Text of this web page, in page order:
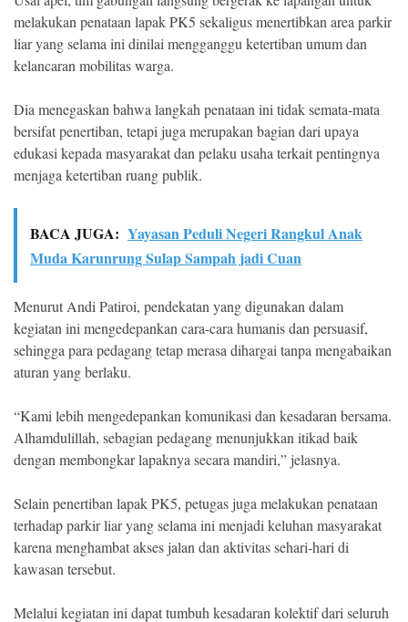
melakukan penataan lapak PK5 sekaligus menertibkan area parkir
liar yang selama ini dinilai mengganggu ketertiban umum dan
kelancaran mobilitas warga.
Dia menegaskan bahwa langkah penataan ini tidak semata-mata
bersifat penertiban, tetapi juga merupakan bagian dari upaya
edukasi kepada masyarakat dan pelaku usaha terkait pentingnya
menjaga ketertiban ruang publik.
BACA JUGA: Yayasan Peduli Negeri Rangkul Anak
Muda Karunrung Sulap Sampah jadi Cuan
Menurut Andi Patiroi, pendekatan yang digunakan dalam
kegiatan ini mengedepankan cara-cara humanis dan persuasif,
sehingga para pedagang tetap merasa dihargai tanpa mengabaikan
aturan yang berlaku.
“Kami lebih mengedepankan komunikasi dan kesadaran bersama.
Alhamdulillah, sebagian pedagang menunjukkan itikad baik
dengan membongkar lapaknya secara mandiri,” jelasnya.
Selain penertiban lapak PK5, petugas juga melakukan penataan
terhadap parkir liar yang selama ini menjadi keluhan masyarakat
karena menghambat akses jalan dan aktivitas sehari-hari di
kawasan tersebut.
Melalui kegiatan ini dapat tumbuh kesadaran kolektif dari seluruh